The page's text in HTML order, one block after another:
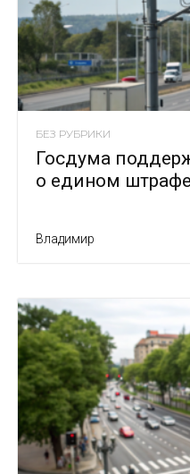
БЕЗ РУБРИКИ
Госдума
о едином штрафе
Владимир